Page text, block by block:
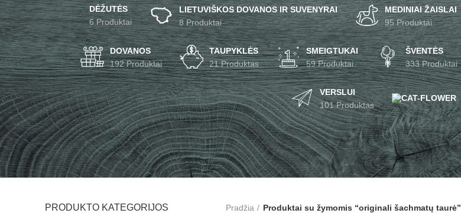
DĖŽUTĖS
6 Produktai
LIETUVIŠKOS DOVANOS IR SUVENYRAI
8 Produktai
MEDINIAI ŽAISLAI
95 Produktai
DOVANOS
192 Produktai
TAUPYKLĖS
21 Produktas
SMEIGTUKAI
59 Produktai
ŠVENTĖS
333 Produktai
VERSLUI
101 Produktas
PRODUKTO KATEGORIJOS Pradžia Produktai su žymomis “originali šachmatų taurė”